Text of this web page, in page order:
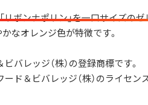
ボンナポリン」を一口サイズの
かなオレンジ色が特徴です。
バレッジ（株）の登録商標です。
ド＆ビバレッジ（株）のライセン